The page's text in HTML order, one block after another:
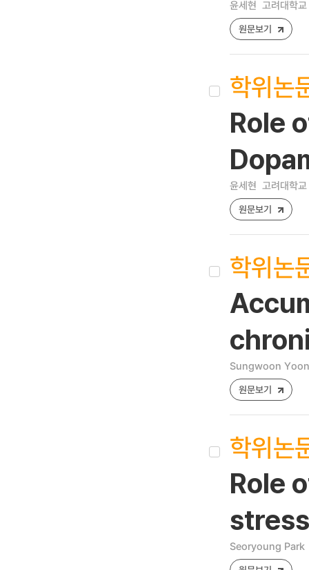
윤세현 고려대학
원문보기
학위논
Role
윤세현 고려대학
원문보기
학위논
Sungwoon Yoon
원문보기
학위논
Role
Seoryoung Park